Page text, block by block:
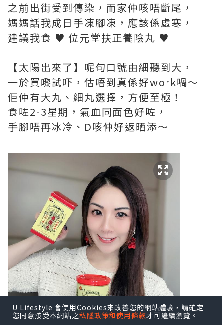
之前出街受到傳染，而家仲咳唔斷尾，
媽媽話我成日手凍腳凍，應該係虛寒，
建議我食 ♥ 位元堂扶正養陰丸 ♥
【太陽出來了】呢句口號由細聽到大，
一於買嚟試吓，估唔到真係好work喎～
佢仲有大丸、細丸選擇，方便至極！
食咗2-3星期，氣血同面色好咗，
手腳唔再冰冷、D咳仲好返晒添～
U Lifestyle 會使用Cookies來改善您的網站體驗，請確定
您同意接受本網站之私隱政策和使用條款才可繼續瀏覽。